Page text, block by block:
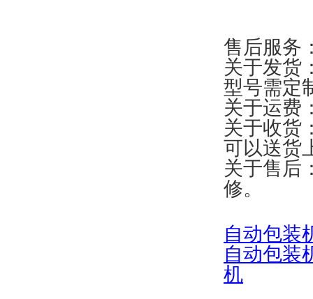
售后服务
关于发货
型号需定
关于运费
关于收货
可以送货
关于售后
修。
自动包装
自动包装
机